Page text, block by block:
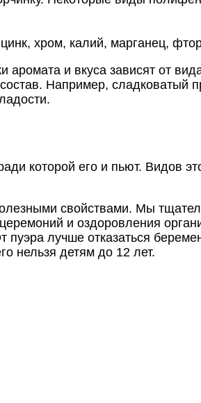
хром, калий, марганец,
и вкуса зависят от
Например,
которой его и пьют. Видов
свойствами. Мы
и оздоровления
пуэра лучше отказаться
нельзя детям до 12 лет.